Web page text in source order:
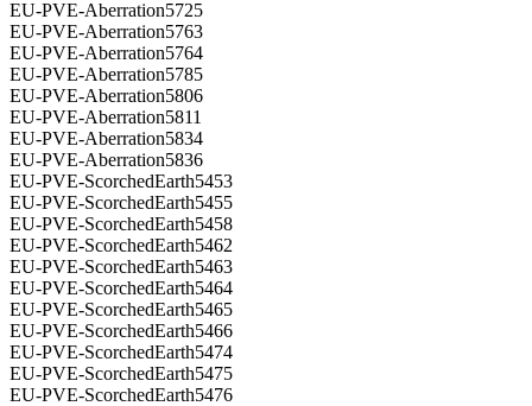
EU-PVE-Aberration5725
EU-PVE-Aberration5763
EU-PVE-Aberration5764
EU-PVE-Aberration5785
EU-PVE-Aberration5806
EU-PVE-Aberration5811
EU-PVE-Aberration5834
EU-PVE-Aberration5836
EU-PVE-ScorchedEarth5453
EU-PVE-ScorchedEarth5455
EU-PVE-ScorchedEarth5458
EU-PVE-ScorchedEarth5462
EU-PVE-ScorchedEarth5463
EU-PVE-ScorchedEarth5464
EU-PVE-ScorchedEarth5465
EU-PVE-ScorchedEarth5466
EU-PVE-ScorchedEarth5474
EU-PVE-ScorchedEarth5475
EU-PVE-ScorchedEarth5476